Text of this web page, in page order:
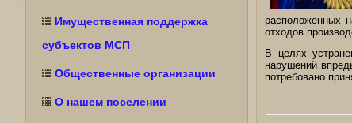
Имущественная поддержка
субъектов МСП
Общественные организации
О нашем поселении
расположенных
отходов
В целях
нарушений
потребовано